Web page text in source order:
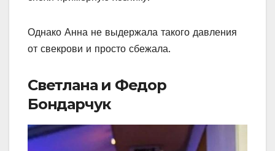
Однако Анна не выдержала такого давления
от свекрови и просто сбежала.
Светлана и Федор
Бондарчук